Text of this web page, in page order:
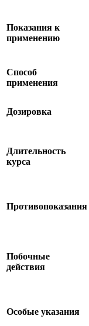
Показания к
применению
Способ
применения
Дозировка
Длительность
курса
Противопоказания
Побочные
действия
Особые указания